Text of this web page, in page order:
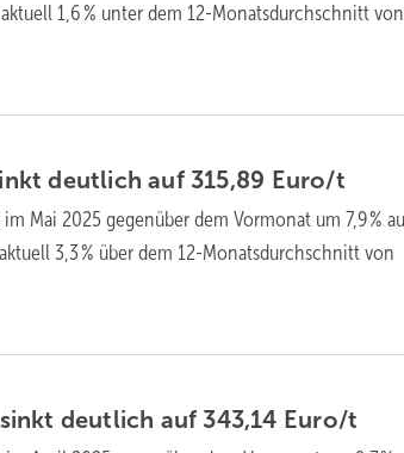
1,6 % unter dem 12-Monats­durch­schnitt von
deutlich auf 315,89 Euro/t
Mai 2025 gegen­über dem Vor­monat um 7,9 %
3,3 % über dem 12-Monats­durch­schnitt von
deutlich auf 343,14 Euro/t